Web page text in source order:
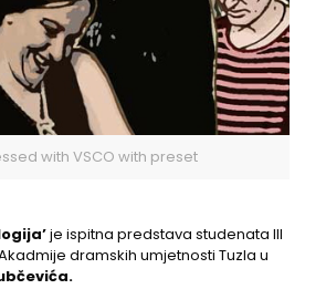
with VSCO with preset
je ispitna predstava studenata III
dramskih umjetnosti Tuzla u